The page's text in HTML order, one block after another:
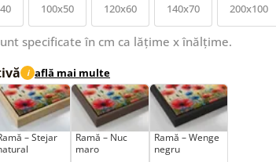
100x50 120x60 140x70 200x100
specificate în cm ca lățime x înălțime.
i află mai multe
– Stejar
Ramă – Nuc
maro
Ramă – Wenge
negru